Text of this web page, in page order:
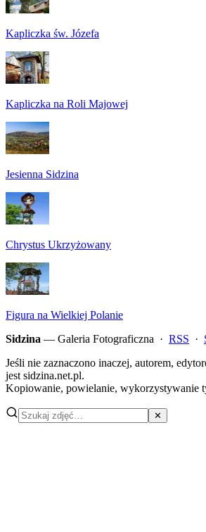
Kapliczka św. Józefa
Kapliczka na Roli Majowej
Jesienna Sidzina
Chrystus Ukrzyżowany
Figura na Wielkiej Polanie
Sidzina — Galeria Fotograficzna · RSS ·
Jeśli nie zaznaczono inaczej, autorem,
jest sidzina.net.pl.
Kopiowanie, powielanie, wykorzystywanie
✕